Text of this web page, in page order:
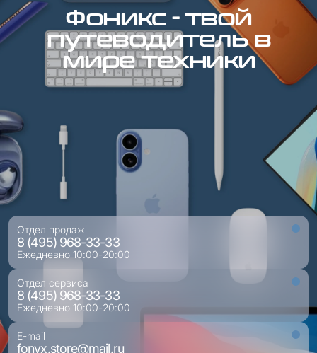
Фоникс - твой
путеводитель в
мире техники
Отдел продаж
8 (495) 968-33-33
Ежедневно 10:00-20:00
Отдел сервиса
8 (495) 968-33-33
Ежедневно 10:00-20:00
E-mail
fonyx.store@mail.ru